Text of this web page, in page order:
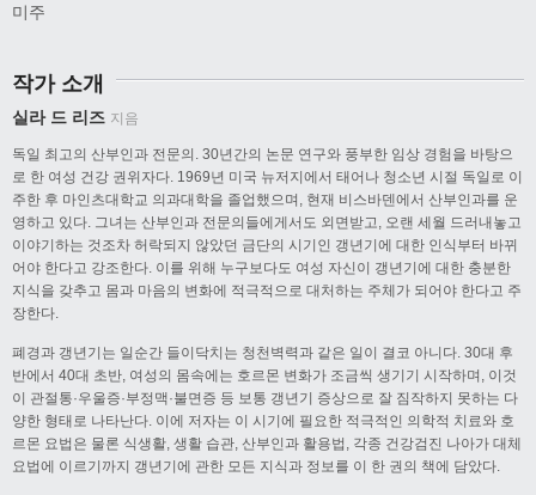
미주
작가 소개
실라 드 리즈 지음
독일 최고의 산부인과 전문의. 30년간의 논문 연구와 풍부한 임상 경험을 바탕으
로 한 여성 건강 권위자다. 1969년 미국 뉴저지에서 태어나 청소년 시절 독일로 이
주한 후 마인츠대학교 의과대학을 졸업했으며, 현재 비스바덴에서 산부인과를 운
영하고 있다. 그녀는 산부인과 전문의들에게서도 외면받고, 오랜 세월 드러내놓고
이야기하는 것조차 허락되지 않았던 금단의 시기인 갱년기에 대한 인식부터 바뀌
어야 한다고 강조한다. 이를 위해 누구보다도 여성 자신이 갱년기에 대한 충분한
지식을 갖추고 몸과 마음의 변화에 적극적으로 대처하는 주체가 되어야 한다고 주
장한다.
폐경과 갱년기는 일순간 들이닥치는 청천벽력과 같은 일이 결코 아니다. 30대 후
반에서 40대 초반, 여성의 몸속에는 호르몬 변화가 조금씩 생기기 시작하며, 이것
이 관절통·우울증·부정맥·불면증 등 보통 갱년기 증상으로 잘 짐작하지 못하는 다
양한 형태로 나타난다. 이에 저자는 이 시기에 필요한 적극적인 의학적 치료와 호
르몬 요법은 물론 식생활, 생활 습관, 산부인과 활용법, 각종 건강검진 나아가 대체
요법에 이르기까지 갱년기에 관한 모든 지식과 정보를 이 한 권의 책에 담았다.